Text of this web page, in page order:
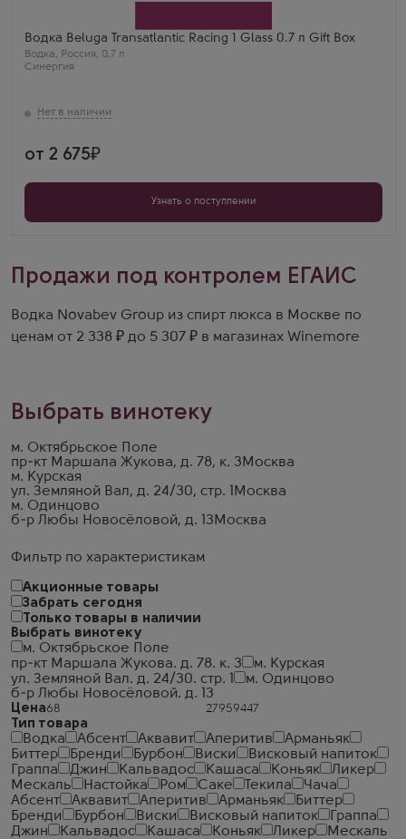
Фильтр по характеристикам
Акционные товары
Забрать сегодня
Только товары в наличии
Выбрать винотеку
м. Октябрьское Поле
пр-кт Маршала Жукова. д. 78. к. 3
м. Курская
ул. Земляной Вал. д. 24/30. стр. 1
м. Одинцово
б-р Любы Новосёловой. д. 13
Цена
Тип товара
Водка
Абсент Аквавит Аперитив
Арманьяк
Биттер
Бренди Бурбон Виски
Висковый напиток
Граппа
Джин Кальвадос Кашаса Коньяк
Ликер
Мескаль
Настойка Ром Саке Текила
Чача
Абсент
Аквавит Аперитив Арманьяк
Биттер
Бренди
Бурбон Виски Висковый напиток
Граппа
Джин
Кальвадос Кашаса Коньяк Ликер
Мескаль
Водка Beluga Transatlantic Racing 1 Glass 0.7 л Gift Box
Водка, Россия, 0,7 л
Синергия
Белуга
Регион
Мариинск
Александра Худякова
от 2 675
Узнать о поступлении
Продажи под контролем ЕГАИС
Водка Novabev Group из спирт люкса в Москве по
ценам от 2 338 ₽ до 5 307 ₽ в магазинах Winemore
Выбрать винотеку
м. Октябрьское Поле
пр-кт Маршала Жукова, д. 78, к. 3 Москва
м. Курская
ул. Земляной Вал, д. 24/30, стр. 1
Москва
м. Одинцово
б-р Любы Новосёловой, д. 13 Москва